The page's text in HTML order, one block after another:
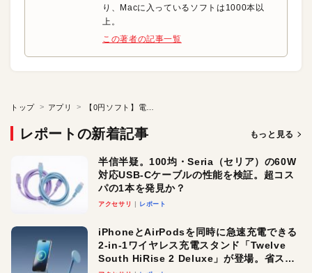
り、Macに入っているソフトは1000本以
上。
この著者の記事一覧
トップ アプリ
レポートの新着記事 もっと見る
半信半疑。100均・Seria（セリア）の60W
対応USB-Cケーブルの性能を検証。超コス
パの1本を発見か？
アクセサリ レポート
iPhoneとAirPodsを同時に急速充電できる
2-in-1ワイヤレス充電スタンド「Twelve
South HiRise 2 Deluxe」が登場。省スペ